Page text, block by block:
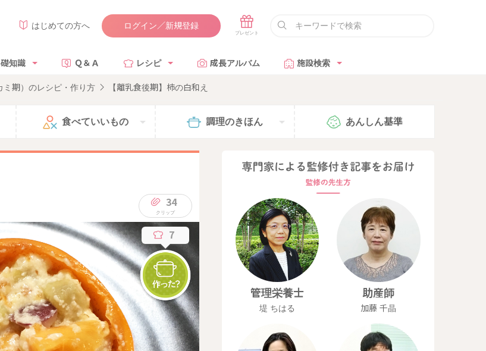
はじめての方へ ログイン／新規登録
知識 Ｑ＆Ａ レシピ 成長アルバム 施設検索
期）のレシピ・作り方 【離乳食後期】柿の白和え
食べていいもの 調理のきほん あんしん基準
34
7
管理栄養士
堤 ちはる
助産師
加藤 千晶